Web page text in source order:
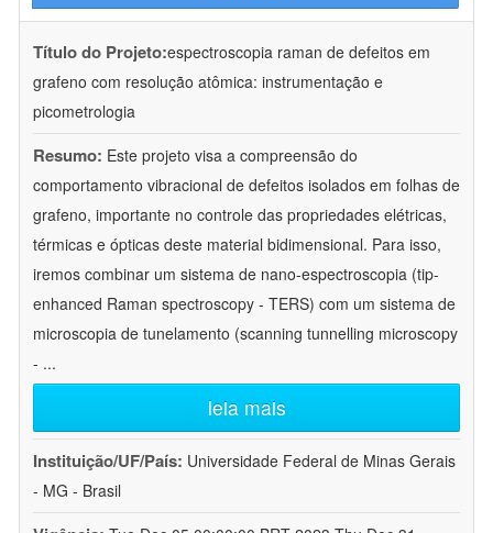
Título do Projeto:espectroscopia raman de defeitos em
grafeno com resolução atômica: instrumentação e
picometrologia
Resumo: Este projeto visa a compreensão do
comportamento vibracional de defeitos isolados em folhas de
grafeno, importante no controle das propriedades elétricas,
térmicas e ópticas deste material bidimensional. Para isso,
iremos combinar um sistema de nano-espectroscopia (tip-
enhanced Raman spectroscopy - TERS) com um sistema de
microscopia de tunelamento (scanning tunnelling microscopy
- ...
leia mais
Instituição/UF/País: Universidade Federal de Minas Gerais
- MG - Brasil